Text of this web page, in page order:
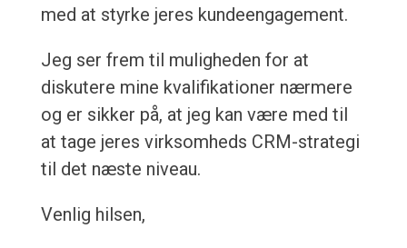
med at styrke jeres kundeengagement.
Jeg ser frem til muligheden for at
diskutere mine kvalifikationer nærmere
og er sikker på, at jeg kan være med til
at tage jeres virksomheds CRM-strategi
til det næste niveau.
Venlig hilsen,